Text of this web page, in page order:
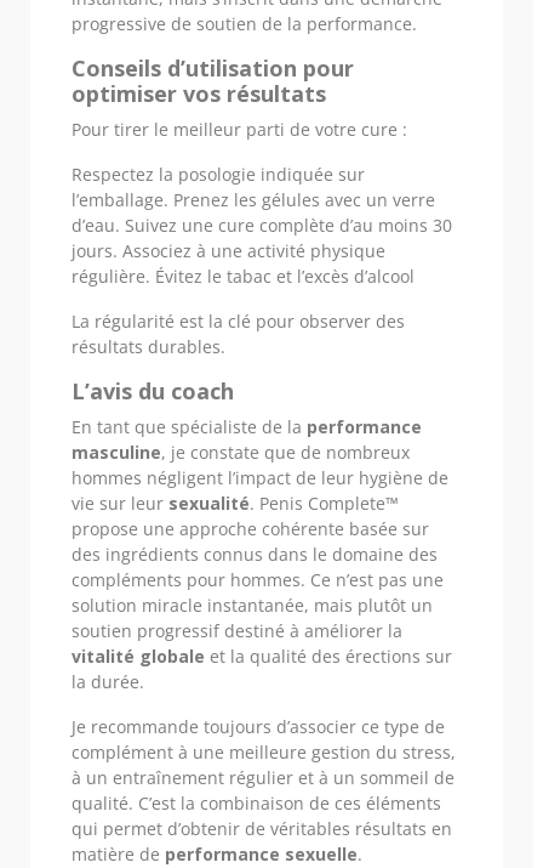
progressive de soutien de la performance.
Conseils d’utilisation pour
optimiser vos résultats
Pour tirer le meilleur parti de votre cure :
Respectez la posologie indiquée sur
l’emballage. Prenez les gélules avec un verre
d’eau. Suivez une cure complète d’au moins 30
jours. Associez à une activité physique
régulière. Évitez le tabac et l’excès d’alcool
La régularité est la clé pour observer des
résultats durables.
L’avis du coach
En tant que spécialiste de la performance
masculine, je constate que de nombreux
hommes négligent l’impact de leur hygiène de
vie sur leur sexualité. Penis Complete™
propose une approche cohérente basée sur
des ingrédients connus dans le domaine des
compléments pour hommes. Ce n’est pas une
solution miracle instantanée, mais plutôt un
soutien progressif destiné à améliorer la
vitalité globale et la qualité des érections sur
la durée.
Je recommande toujours d’associer ce type de
complément à une meilleure gestion du stress,
à un entraînement régulier et à un sommeil de
qualité. C’est la combinaison de ces éléments
qui permet d’obtenir de véritables résultats en
matière de performance sexuelle.